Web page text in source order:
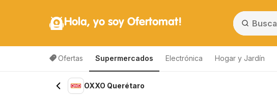
Hola, yo soy Ofertomat!
Ofertas Supermercados Electrónica Hogar y Jardín
OXXO Querétaro